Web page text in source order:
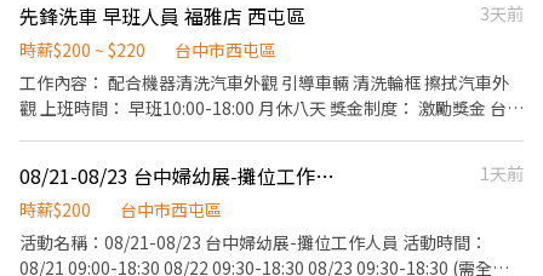
先鋒洗車 早班人員 福雅店 西屯區
3天前
時薪$200 ~ $220
台中市西屯區
工作內容： 配合機器清洗汽車外觀 引導車輛 清洗輪框 擦拭汽車外
觀 上班時間： 早班10:00-18:00 月休八天 獎金制度： 激勵獎金 台數
08/21-08/23 台中婦幼展-攤位工作人員
1天前
時薪$200
台中市西屯區
活動名稱：08/21-08/23 台中婦幼展-攤位工作人員 活動時間：
08/21 09:00-18:30 08/22 09:30-18:30 08/23 09:30-18:30 (需全檔